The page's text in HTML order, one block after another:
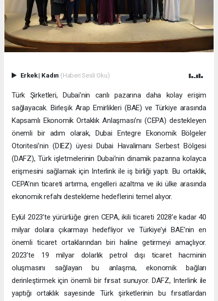
Erkek| Kadın (Haberi Sesli Oku)
Türk Şirketleri, Dubai’nin canlı pazarına daha kolay erişim
sağlayacak. Birleşik Arap Emirlikleri (BAE) ve Türkiye arasında
Kapsamlı Ekonomik Ortaklık Anlaşması’nı (CEPA) destekleyen
önemli bir adım olarak, Dubai Entegre Ekonomik Bölgeler
Otoritesi’nin (DIEZ) üyesi Dubai Havalimanı Serbest Bölgesi
(DAFZ), Türk işletmelerinin Dubai’nin dinamik pazarına kolayca
erişmesini sağlamak için Interlink ile iş birliği yaptı. Bu ortaklık,
CEPA’nın ticareti artırma, engelleri azaltma ve iki ülke arasında
ekonomik refahı destekleme hedeflerini temel alıyor.
Eylül 2023’te yürürlüğe giren CEPA, ikili ticareti 2028’e kadar 40
milyar dolara çıkarmayı hedefliyor ve Türkiye’yi BAE’nin en
önemli ticaret ortaklarından biri haline getirmeyi amaçlıyor.
2023’te 19 milyar dolarlık petrol dışı ticaret hacminin
oluşmasını sağlayan bu anlaşma, ekonomik bağları
derinleştirmek için önemli bir fırsat sunuyor. DAFZ, Interlink ile
yaptığı ortaklık sayesinde Türk şirketlerinin bu fırsatlardan